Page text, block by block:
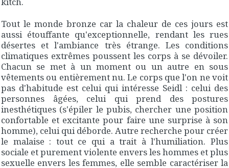
Tout le monde bronze car la chaleur de ces jours est
aussi étouffante qu'exceptionnelle, rendant les rues
désertes et l'ambiance très étrange. Les conditions
climatiques extrêmes poussent les corps à se dévoiler.
Chacun se met à un moment ou un autre en sous
vêtements ou entièrement nu. Le corps que l'on ne voit
pas d'habitude est celui qui intéresse Seidl : celui des
personnes âgées, celui qui prend des postures
inesthétiques (s'épiler le pubis, chercher une position
confortable et excitante pour faire une surprise à son
homme), celui qui déborde. Autre recherche pour créer
le malaise : tout ce qui a trait à l'humiliation. Plus
sociale et purement violente envers les hommes et plus
sexuelle envers les femmes, elle semble caractériser la